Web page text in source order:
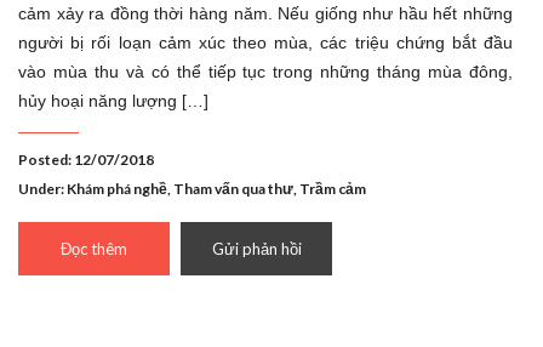
cảm xảy ra đồng thời hàng năm. Nếu giống như hầu hết những
người bị rối loạn cảm xúc theo mùa, các triệu chứng bắt đầu
vào mùa thu và có thể tiếp tục trong những tháng mùa đông,
hủy hoại năng lượng […]
Posted: 12/07/2018
Under: Khám phá nghề Tham vấn qua thư Trầm cảm
Đọc thêm Gửi phản hồi